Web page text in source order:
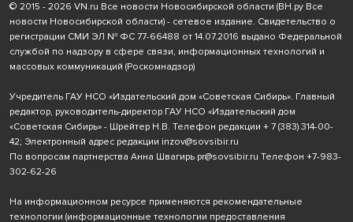
© 2015 - 2026 VN.ru Все новости Новосибирской области (ВН.ру Все
новости Новосибирской области) - сетевое издание. Свидетельство о
регистрации СМИ ЭЛ № ФС 77-66488 от 14.07.2016 выдано Федеральной
службой по надзору в сфере связи, информационных технологий и
массовых коммуникаций (Роскомнадзор)
Учредитель ГАУ НСО «Издательский дом «Советская Сибирь». Главный
редактор, руководитель-директор ГАУ НСО «Издательский дом
«Советская Сибирь» - Шрейтер Н.В. Телефон редакции + 7 (383) 314-00-
42; Электронный адрес редакции inzov@sovsibir.ru
По вопросам партнерства Анна Швагирь pr@sovsibir.ru Телефон +7-983-
302-62-26
На информационном ресурсе применяются рекомендательные
технологии (информационные технологии предоставления